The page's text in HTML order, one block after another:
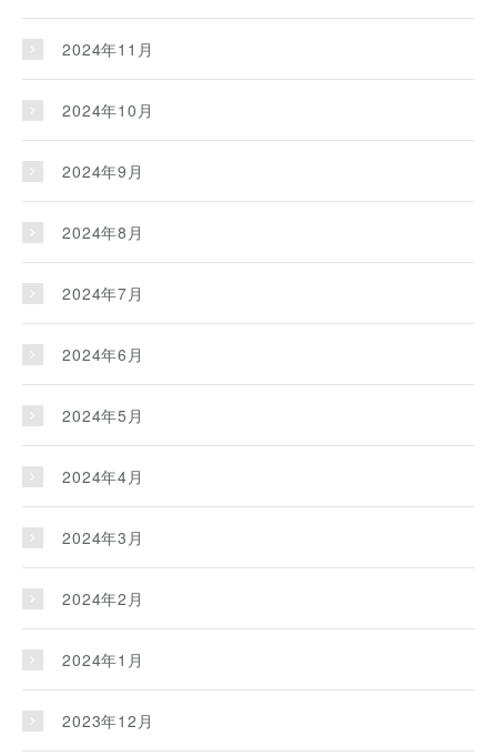
2024年11月
2024年10月
2024年9月
2024年8月
2024年7月
2024年6月
2024年5月
2024年4月
2024年3月
2024年2月
2024年1月
2023年12月